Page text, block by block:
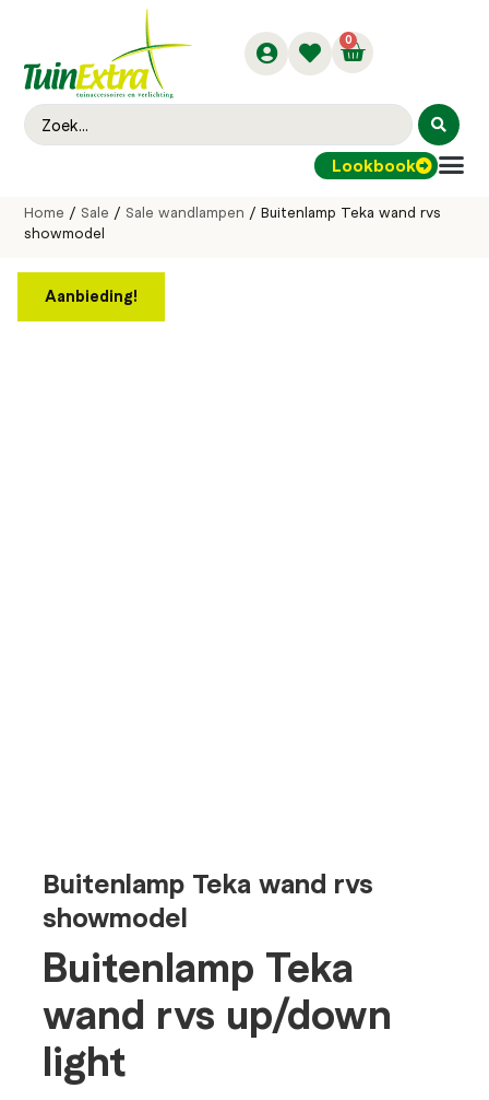
0
Lookbook
Home / Sale / Sale wandlampen / Buitenlamp Teka wand rvs
showmodel
Aanbieding!
Buitenlamp Teka wand rvs
showmodel
Buitenlamp Teka
wand rvs up/down
light